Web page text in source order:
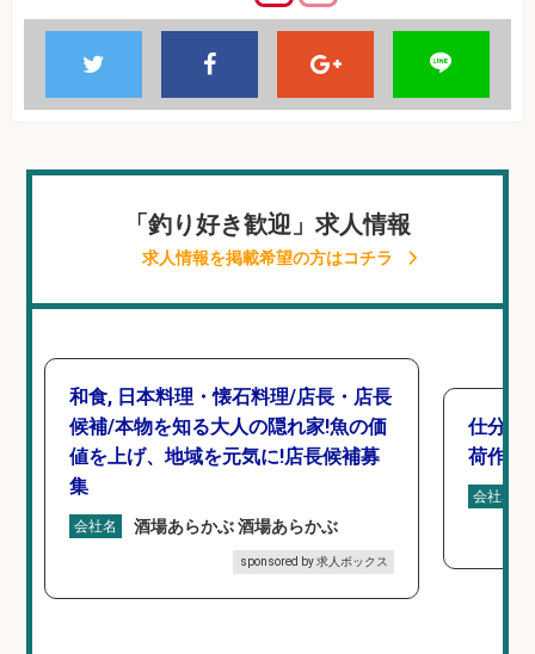
「釣り好き歓迎」求人情報
求人情報を掲載希望の方はコチラ
和食, 日本料理・懐石料理/店長・店長
候補/本物を知る大人の隠れ家!魚の価
値を上げ、地域を元気に!店長候補募
集
会社名 酒場あらかぶ 酒場あらかぶ
sponsored by 求人ボックス
仕分け
荷作業
会社名